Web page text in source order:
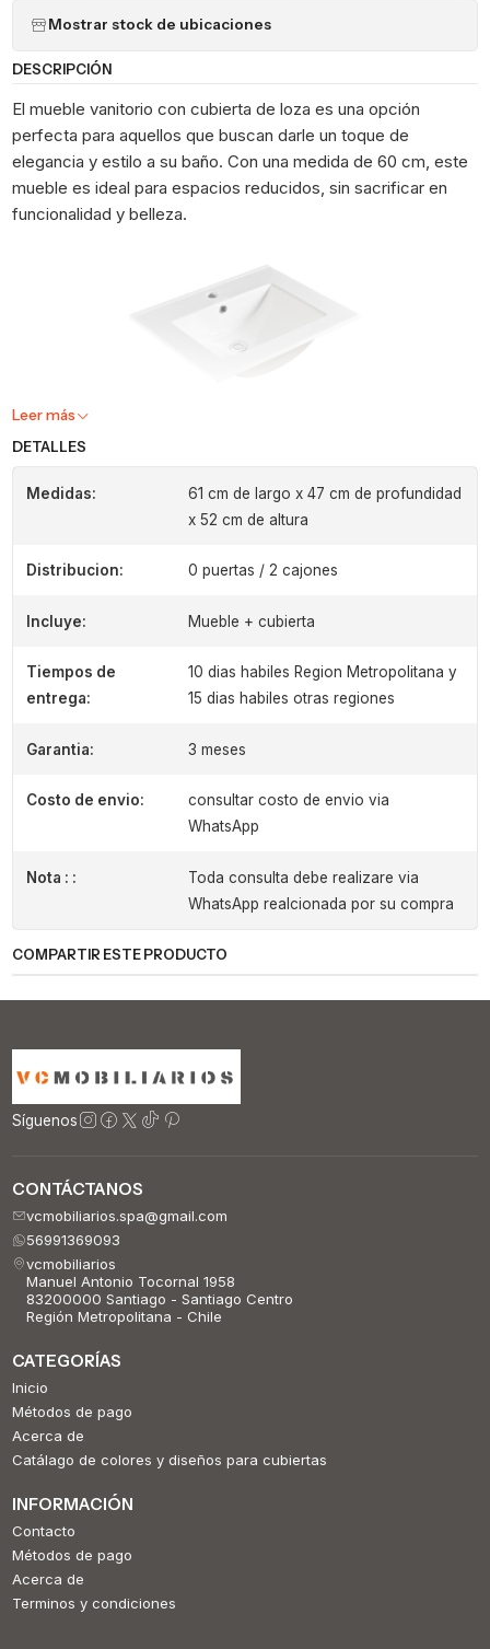
Mostrar stock de ubicaciones
DESCRIPCIÓN
El mueble vanitorio con cubierta de loza es una opción
perfecta para aquellos que buscan darle un toque de
elegancia y estilo a su baño. Con una medida de 60 cm, este
mueble es ideal para espacios reducidos, sin sacrificar en
funcionalidad y belleza.
Leer más
DETALLES
Medidas:
61 cm de largo x 47 cm de profundidad
x 52 cm de altura
Distribucion: 0 puertas / 2 cajones
Incluye: Mueble + cubierta
Tiempos de
entrega:
10 dias habiles Region Metropolitana y
15 dias habiles otras regiones
Garantia: 3 meses
Costo de envio:
consultar costo de envio via
WhatsApp
Nota : :
Toda consulta debe realizare via
WhatsApp realcionada por su compra
COMPARTIR ESTE PRODUCTO
Síguenos
CONTÁCTANOS
vcmobiliarios.spa@gmail.com
56991369093
vcmobiliarios
Manuel Antonio Tocornal 1958
83200000 Santiago - Santiago Centro
Región Metropolitana - Chile
CATEGORÍAS
Inicio
Métodos de pago
Acerca de
Catálago de colores y diseños para cubiertas
INFORMACIÓN
Contacto
Métodos de pago
Acerca de
Terminos y condiciones